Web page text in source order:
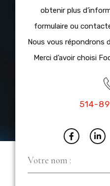
obtenir plus
formulaire ou
Nous vous répondrons
Merci d’avoir choisi
514-